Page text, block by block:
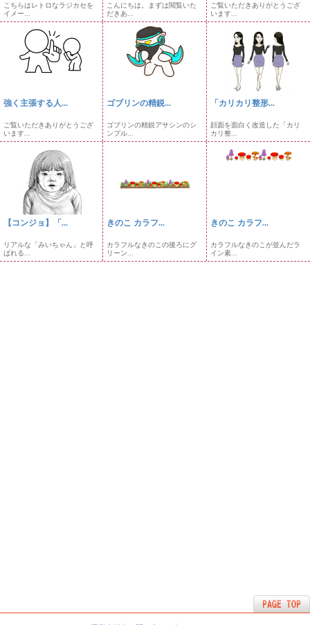
こちらはレトロなラジカセを
イメー...
こんにちは。まずは閲覧いた
だきあ...
ご覧いただきありがとうござ
います...
強く主張する人...
ご覧いただきありがとうござ
います...
ゴブリンの精鋭...
ゴブリンの精鋭アサシンのシ
ンプル...
「カリカリ整形...
顔面を面白く改造した「カリ
カリ整...
【コンジョ】「...
リアルな「みいちゃん」と呼
ばれる...
きのこ カラフ...
カラフルなきのこの後ろにグ
リーン...
きのこ カラフ...
カラフルなきのこが並んだラ
イン素...